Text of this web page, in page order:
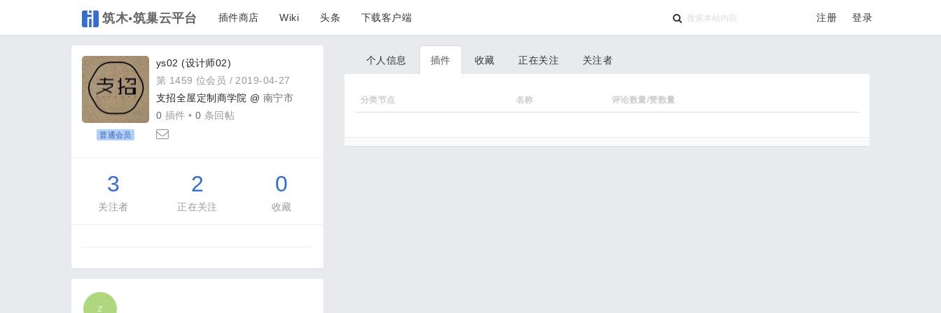
筑木•筑巢云平台 插件商店 Wiki 头条 下载客户端 注册 登录
普通会员
ys02 (设计师02)
第 1459 位会员 / 2019-04-27
支招全屋定制商学院 @南宁市
0 插件 • 0 条回帖
3
关注者
2
正在关注
0
收藏
个人信息 插件 收藏 正在关注 关注者
分类节点 名称 评论数量/赞数量